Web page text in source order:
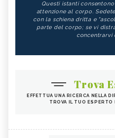
Questi istanti
attenzione al corpo.
con la schiena dritta e
parte del corpo; se vi
concentrarvi
Trova
EFFETTUA UNA RICERCA NELLA
TROVA IL TUO ESPERTO